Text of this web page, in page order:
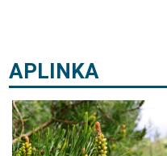
APLINKA